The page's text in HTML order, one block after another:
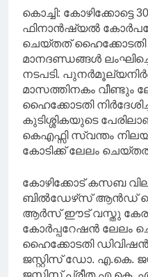
കൊച്ചി: കോഴിക്കോട്ടെ
ഫിനാൻഷ്യൽ
ചെയ്തത് ഹൈക്കോടതി
മാനദണ്ഡങ്ങൾ
നടപടി.
മാസത്തിനകം വീണ്ടും
ഹൈക്കോടതി
കുടിശ്ശികയുടെ
കെഎഫ്സി സ്വന്തം
കോടിക്ക് ലേലം
കോഴിക്കോട് കസബ
ബിൽഡേഴ്‌സ് ആൻഡ്
ആർസ് ഈട് വസ്തു
കോർപ്പറേഷൻ ലേലം
ഹൈക്കോടതി ഡിവിഷൻ
ജസ്റ്റിസ് ഡോ. എ.കെ.
ജസ്റ്റിസ് പ്രീത എ.കെ.